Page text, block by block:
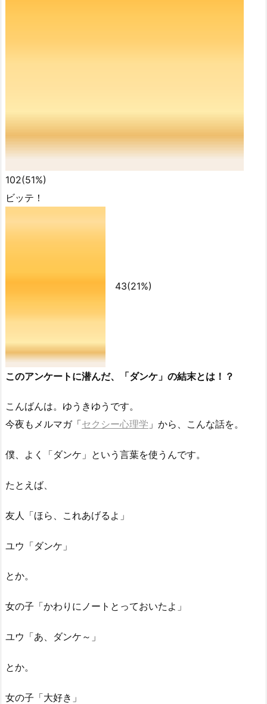
102(51%)
ビッテ！
43(21%)
このアンケートに潜んだ、「ダンケ」の結末とは！？
こんばんは。ゆうきゆうです。
今夜もメルマガ「セクシー心理学 」から、こんな話を。
僕、よく「ダンケ」という言葉を使うんです。
たとえば、
友人「ほら、これあげるよ」
ユウ「ダンケ」
とか。
女の子「かわりにノートとっておいたよ」
ユウ「あ、ダンケ～」
とか。
女の子「大好き」